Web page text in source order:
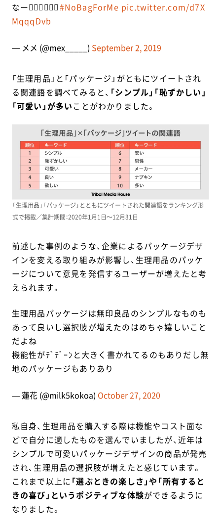
なー🙆🏻‍♀️🙆🏻‍♀️#NoBagForMe pic.twitter.com/d7X
MqqqDvb
— メメ (@mex_____) September 2, 2019
「生理用品」と「パッケージ」がともにツイートされ
る関連語を調べてみると、 「シンプル」「恥ずかしい」
「可愛い」が多いことがわかりました。
「生理用品」「パッケージ」とともにツイートされた関連語をランキング形
式で掲載／集計期間：2020年1月1日～12月31日
前述した事例のような、企業によるパッケージデザ
インを変える取り組みが影響し、生理用品のパッケ
ージについて意見を発信するユーザーが増えたと考
えられます。
生理用品パッケージは無印良品のシンプルなものも
あって良いし選択肢が増えたのはめちゃ嬉しいこと
だよね
機能性がﾃﾞﾃﾞｰﾝと大きく書かれてるのもありだし無
地のパッケージもありあり
— 蓮花 (@milk5kokoa) October 27, 2020
私自身、生理用品を購入する際は機能やコスト面な
どで自分に適したものを選んでいましたが、近年は
シンプルで可愛いパッケージデザインの商品が発売
され、生理用品の選択肢が増えたと感じています。
これまで以上に 「選ぶときの楽しさ」や「所有すると
きの喜び」というポジティブな体験ができるように
なりました。